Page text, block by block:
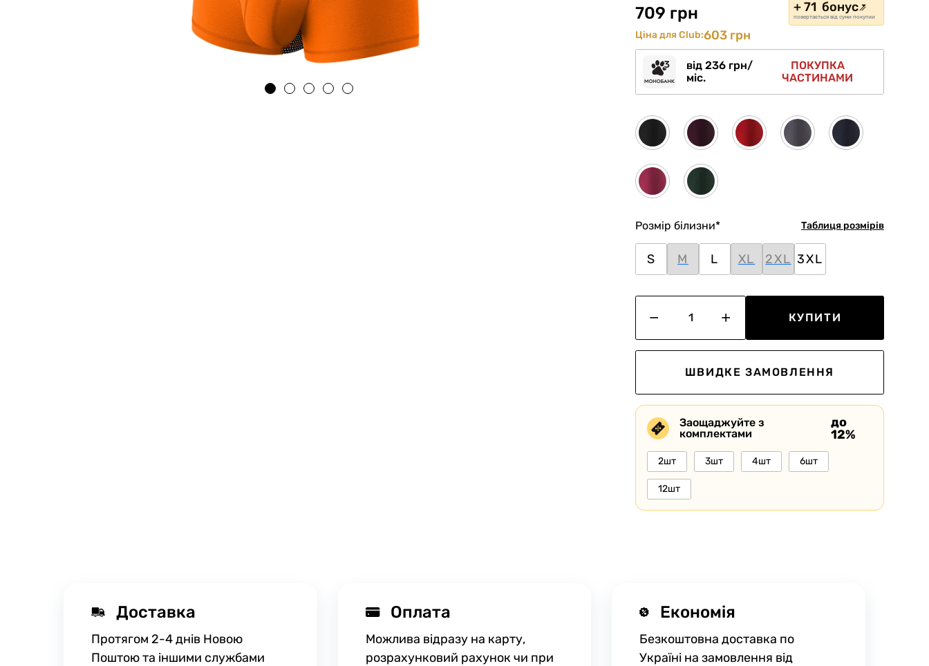
709 грн + 71 бонус
повертається від суми покупки
Ціна для Club:603 грн
від 236 грн/
міс.
ПОКУПКА
ЧАСТИНАМИ
Таблиця розмірів
Розмір білизни*
S M L XL 2XL 3XL
КУПИТИ
ШВИДКЕ ЗАМОВЛЕННЯ
Заощаджуйте з
комплектами
до
12%
2шт 3шт 4шт 6шт
12шт
Доставка
Протягом 2-4 днів Новою
Поштою та іншими службами
Оплата
Можлива відразу на карту,
розрахунковий рахунок чи при
Економія
Безкоштовна доставка по
Україні на замовлення від